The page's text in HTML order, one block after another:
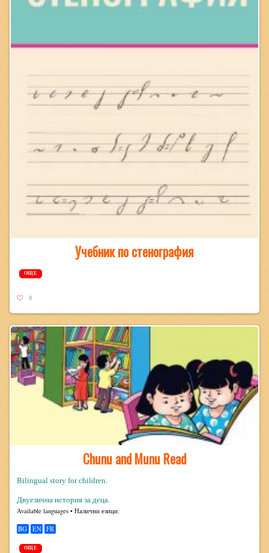
Учебник по стенография
ОЩЕ
8
Chunu and Munu Read
Bilingual story for children.
Двуезична история за деца.
Avail­able lan­guages • Налични езици:
BG EN FR
ОЩЕ